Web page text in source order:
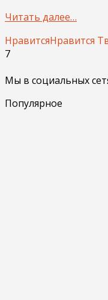
Читать далее…
НравитсяНравится
7
Мы в социальных
Популярное